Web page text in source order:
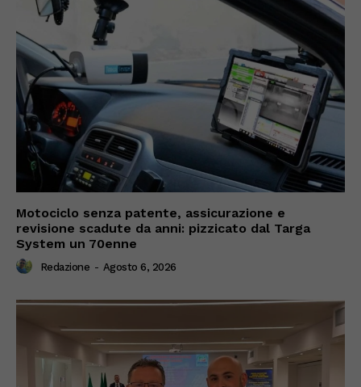
Motociclo senza patente, assicurazione e
revisione scadute da anni: pizzicato dal Targa
System un 70enne
Redazione - Agosto 6, 2026